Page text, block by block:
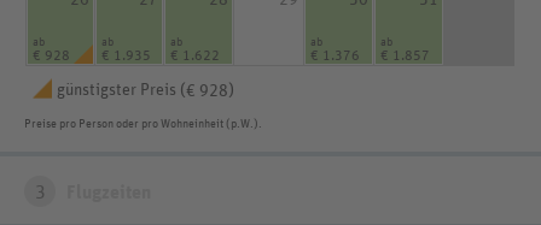
ab
€ 928
ab
€ 1.935
ab
€ 1.622
ab
€ 1.376
ab
€ 1.857
günstigster Preis (€ 928)
Preise pro Person oder pro Wohneinheit (p.W.).
3